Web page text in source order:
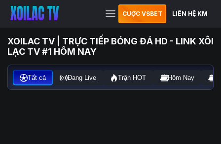
CƯỢC VSBET LIÊN HỆ KM
XOILAC TV | TRỰC TIẾP BÓNG ĐÁ HD - LINK XÔI
LẠC TV #1 HÔM NAY
Tất cả Đang Live Trận HOT Hôm Nay